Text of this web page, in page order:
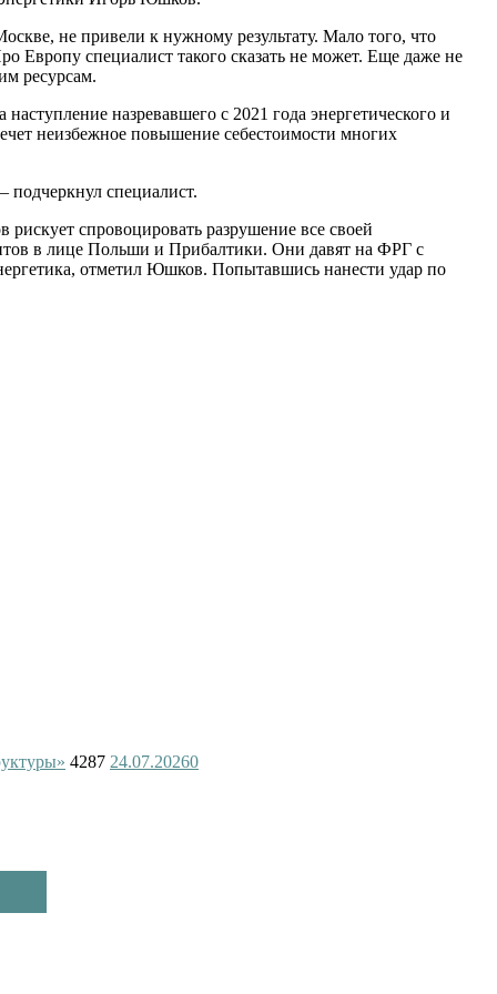
не привели к нужному результату. Мало того, что
Европу специалист такого сказать не может. Еще даже не
ресурсам.
назревавшего с 2021 года энергетического и
неизбежное повышение себестоимости многих
подчеркнул специалист.
спровоцировать разрушение все своей
в лице Польши и Прибалтики. Они давят на ФРГ с
отметил Юшков. Попытавшись нанести удар по
4287 24.07.20260